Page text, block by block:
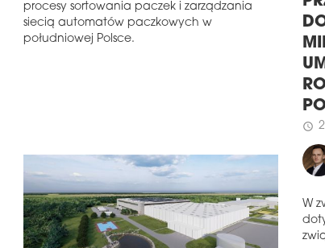
procesy sortowania paczek i zarządzania
siecią automatów paczkowych w
południowej Polsce.
schedule
I
schedule
schedule
W